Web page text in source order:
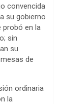
convencida
su gobierno
probó en la
sin
su
de
ordinaria
la